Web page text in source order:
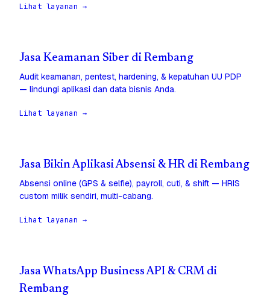
Lihat layanan →
Jasa Keamanan Siber di Rembang
Audit keamanan, pentest, hardening, & kepatuhan UU PDP
— lindungi aplikasi dan data bisnis Anda.
Lihat layanan →
Jasa Bikin Aplikasi Absensi & HR di Rembang
Absensi online (GPS & selfie), payroll, cuti, & shift — HRIS
custom milik sendiri, multi-cabang.
Lihat layanan →
Jasa WhatsApp Business API & CRM di
Rembang